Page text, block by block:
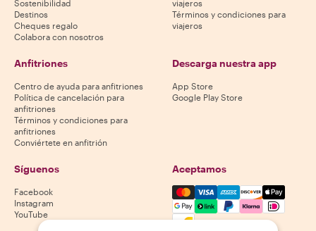
Sostenibilidad
Destinos
Cheques regalo
Colabora con nosotros
viajeros
Términos y condiciones para
viajeros
Anfitriones
Centro de ayuda para anfitriones
Política de cancelación para
anfitriones
Términos y condiciones para
anfitriones
Conviértete en anfitrión
Descarga nuestra app
App Store
Google Play Store
Síguenos
Facebook
Instagram
YouTube
Aceptamos
Mastercard, Visa, Amex,